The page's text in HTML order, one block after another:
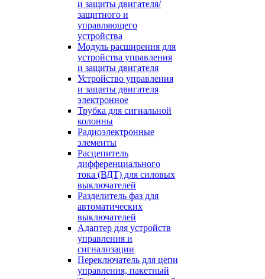
и защиты двигателя/
защитного и
управляющего
устройства
Модуль расширения для
устройства управления
и защиты двигателя
Устройство управления
и защиты двигателя
электронное
Трубка для сигнальной
колонны
Радиоэлектронные
элементы
Расцепитель
дифференциального
тока (ВДТ) для силовых
выключателей
Разделитель фаз для
автоматических
выключателей
Адаптер для устройств
управления и
сигнализации
Переключатель для цепи
управления, пакетный